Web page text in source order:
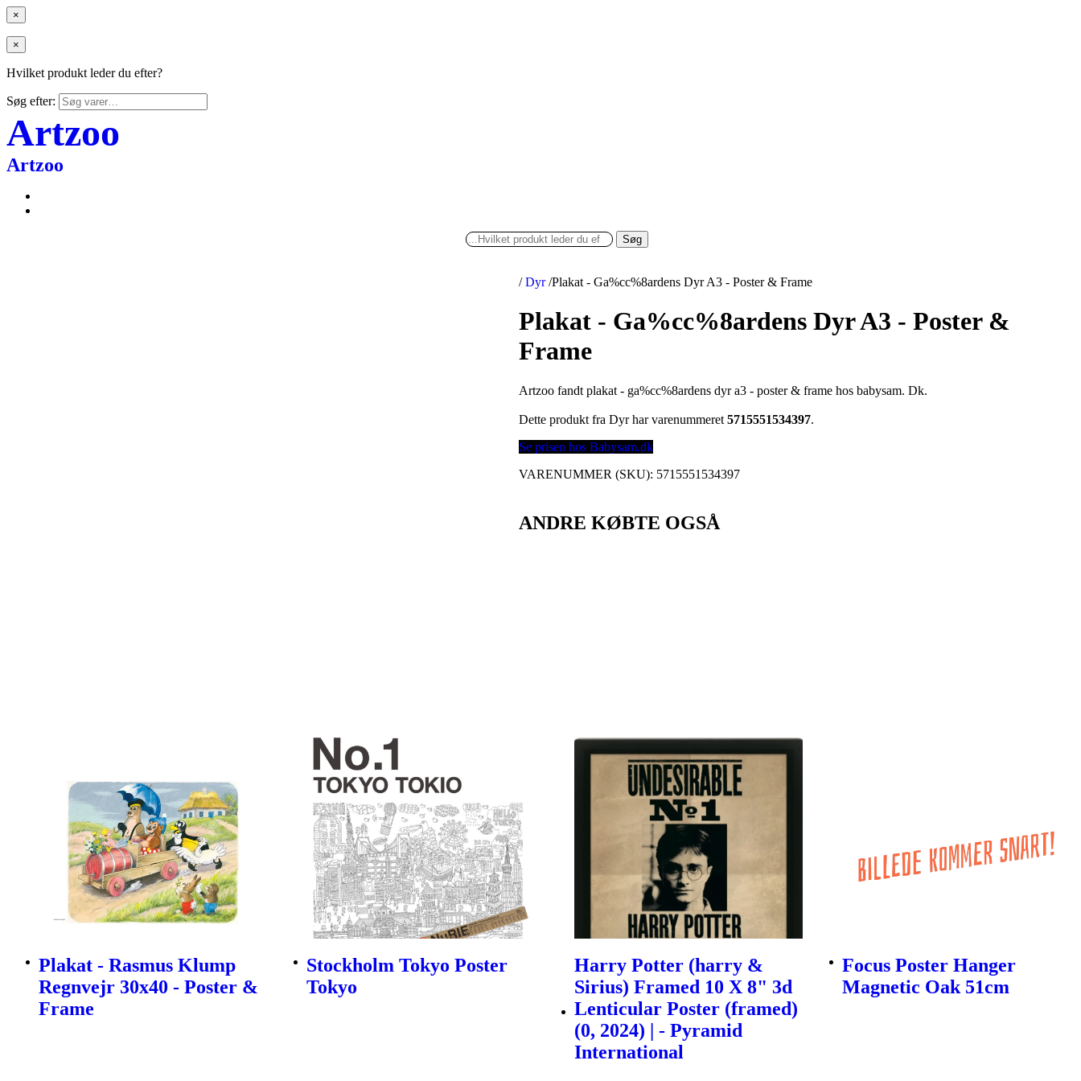
×
×
Hvilket produkt leder du efter?
Søg efter:
Artzoo
Artzoo
Søg
/ Dyr /Plakat - Ga%cc%8ardens Dyr A3 - Poster & Frame
Plakat - Ga%cc%8ardens Dyr A3 - Poster &
Frame
Artzoo fandt plakat - ga%cc%8ardens dyr a3 - poster & frame hos babysam. Dk.
Dette produkt fra Dyr har varenummeret5715551534397.
Se prisen hos Babysam.dk
VARENUMMER (SKU): 5715551534397
ANDRE KØBTE OGSÅ
Plakat - Rasmus Klump
Regnvejr 30x40 - Poster &
Frame
Stockholm Tokyo Poster
Tokyo
Harry Potter (harry &
Sirius) Framed 10 X 8" 3d
Lenticular Poster (framed)
(0, 2024) | - Pyramid
International
Focus Poster Hanger
Magnetic Oak 51cm